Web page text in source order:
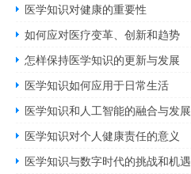
医学知识对健康的重要性
如何应对医疗变革、创新和趋势
怎样保持医学知识的更新与发展
医学知识如何应用于日常生活
医学知识和人工智能的融合与发展
医学知识对个人健康责任的意义
医学知识与数字时代的挑战和机遇